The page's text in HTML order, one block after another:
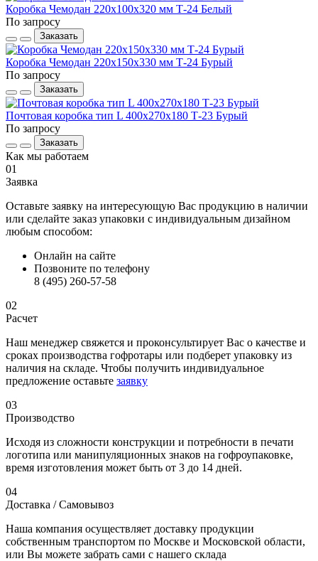
Коробка Чемодан 220х100х320 мм Т-24 Белый
По запросу
Заказать
Коробка Чемодан 220х150х330 мм Т-24 Бурый
По запросу
Заказать
Почтовая коробка тип L 400х270х180 Т-23 Бурый
По запросу
Заказать
Как мы работаем
01
Заявка
Оставьте заявку на интересующую Вас продукцию в наличии
или сделайте заказ упаковки с индивидуальным дизайном
любым способом:
Онлайн на сайте
Позвоните по телефону
8 (495) 260-57-58
02
Расчет
Наш менеджер свяжется и проконсультирует Вас о качестве и
сроках производства гофротары или подберет упаковку из
наличия на складе. Чтобы получить индивидуальное
предложение оставьте заявку
03
Производство
Исходя из сложности конструкции и потребности в печати
логотипа или манипуляционных знаков на гофроупаковке,
время изготовления может быть от 3 до 14 дней.
04
Доставка / Самовывоз
Наша компания осуществляет доставку продукции
собственным транспортом по Москве и Московской области,
или Вы можете забрать сами с нашего склада